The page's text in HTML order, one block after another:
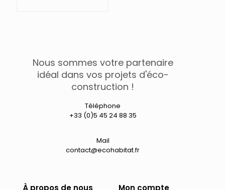
Nous sommes votre partenaire
idéal dans vos projets d'éco-
construction !
Téléphone
+33 (0)5 45 24 88 35
Mail
contact@ecohabitat.fr
À propos de nous Mon compte